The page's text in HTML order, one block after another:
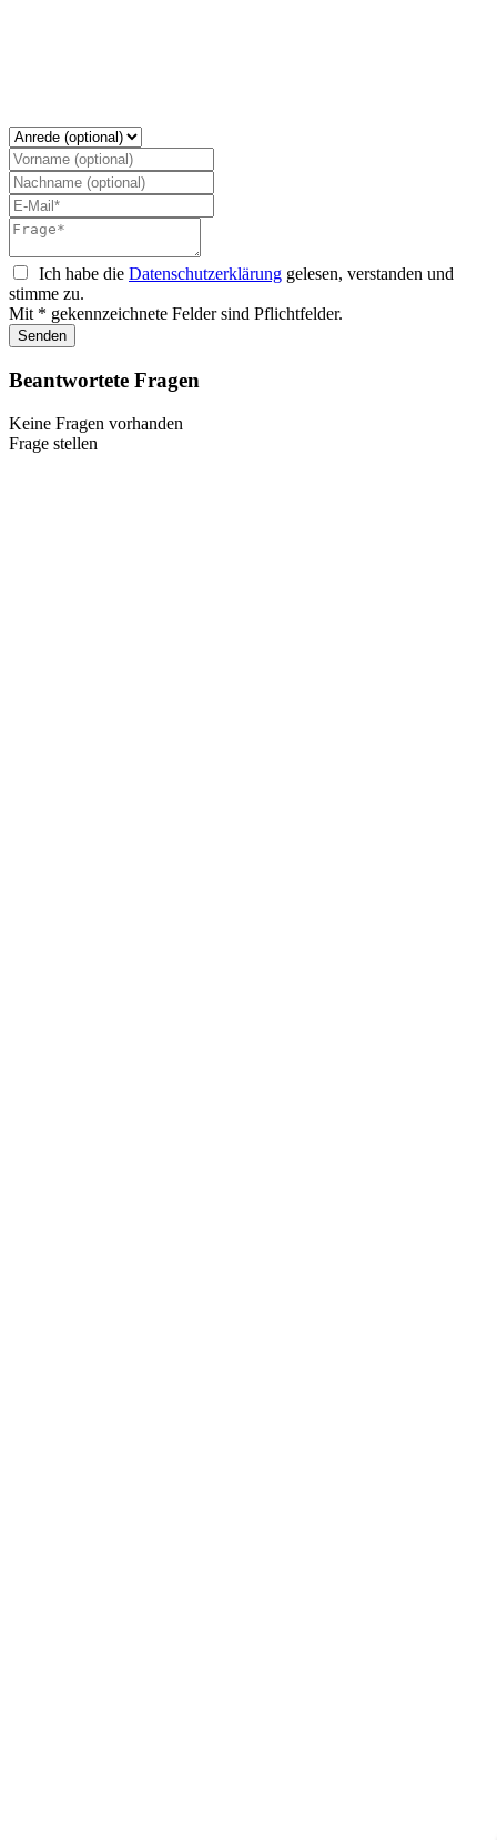
Ich habe die Datenschutzerklärung gelesen, verstanden und
stimme zu.
Mit * gekennzeichnete Felder sind Pflichtfelder.
Senden
Beantwortete Fragen
Keine Fragen vorhanden
Frage stellen